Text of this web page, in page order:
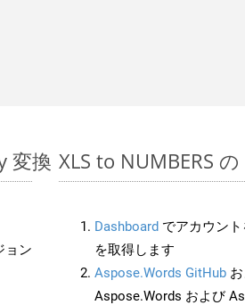
変換
ョン
XLS to NUMBERS
Dashboard でアカウン
を取得します
Aspose.Words GitHub
Aspose.Words および